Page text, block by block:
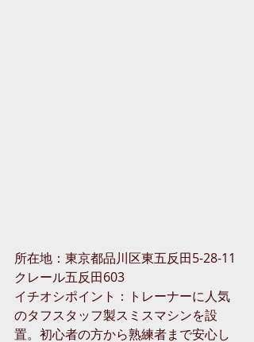
所在地：東京都品川区東五反田5-28-11
クレール五反田603
イチオシポイント：トレーナーに人気
のタフスタッフ製スミスマシンを設
置。初心者の方から熟練者まで安心し